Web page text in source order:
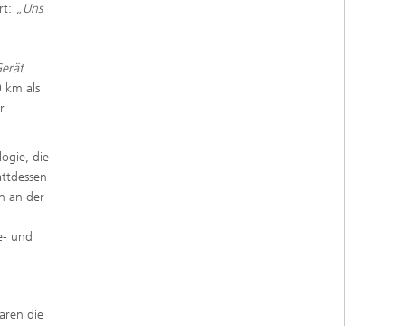
„Uns
km als
die
an der
und
die